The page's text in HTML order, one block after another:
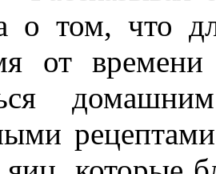
о том, что
от